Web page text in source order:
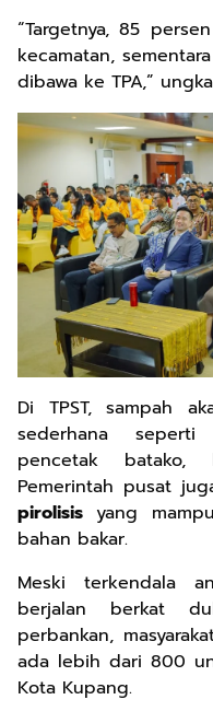
“Targetnya, 85
kecamatan,
dibawa ke TPA,”
Di TPST, sampah
sederhana
pencetak batako,
Pemerintah pusat
pirolisis yang
bahan bakar.
Meski terkendala
berjalan berkat
perbankan,
ada lebih dari 800
Kota Kupang.